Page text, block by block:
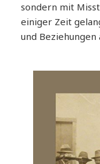
sondern mit
einiger Zeit
und Beziehungen